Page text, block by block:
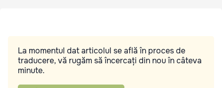
La momentul dat articolul se află în proces de
traducere, vă rugăm să încercați din nou în câteva
minute.